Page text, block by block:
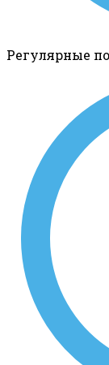
Регулярные